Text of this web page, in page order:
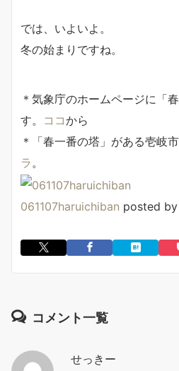
では、いよいよ。
冬の始まりですね。
＊気象庁のホームページに「
す。 ココから
＊「春一番の塔」がある壱岐
ラ。
061107haruichiban posted by
コメント一覧
せっきー